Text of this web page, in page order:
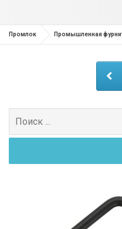
Промлок Промышленная
Поиск
для: